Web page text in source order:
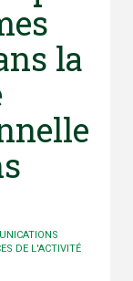
la
DE L'ACTIVITÉ